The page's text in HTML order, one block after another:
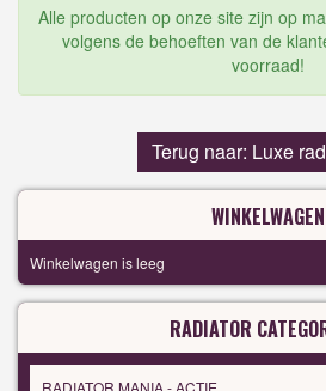
Alle producten op onze site zijn op
volgens de behoeften van de
voorraad!
Terug naar: Luxe
WINKELWAGEN
Winkelwagen is leeg
RADIATOR
RADIATOR MANIA - ACTIE